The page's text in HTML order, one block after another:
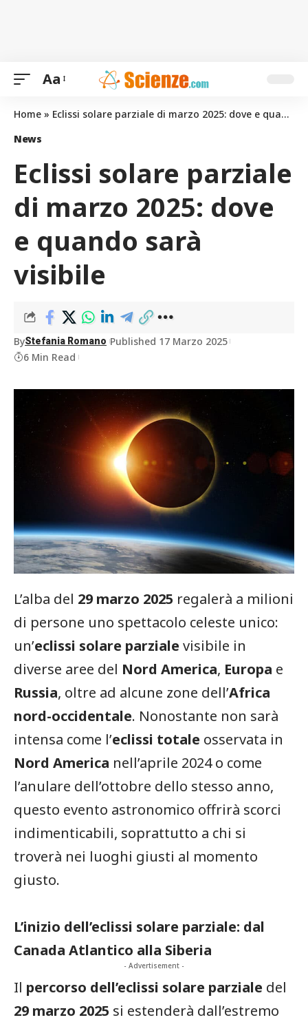
Aa
Home » Eclissi solare parziale di marzo 2025: dove e quando sarà visibile
News
Eclissi solare parziale
di marzo 2025: dove
e quando sarà
visibile
ByStefania Romano Published 17 Marzo 2025
6 Min Read
L’alba del 29 marzo 2025 regalerà a milioni
di persone uno spettacolo celeste unico:
un’eclissi solare parziale visibile in
diverse aree del Nord America, Europa e
Russia, oltre ad alcune zone dell’Africa
nord-occidentale. Nonostante non sarà
intensa come l’eclissi totale osservata in
Nord America nell’aprile 2024 o come
l’anulare dell’ottobre dello stesso anno,
questo evento astronomico offrirà scorci
indimenticabili, soprattutto a chi si
troverà nei luoghi giusti al momento
giusto.
L’inizio dell’eclissi solare parziale: dal
Canada Atlantico alla Siberia
- Advertisement -
Il percorso dell’eclissi solare parziale del
29 marzo 2025 si estenderà dall’estremo